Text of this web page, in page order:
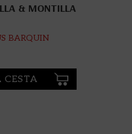
& MONTILLA
BARQUIN